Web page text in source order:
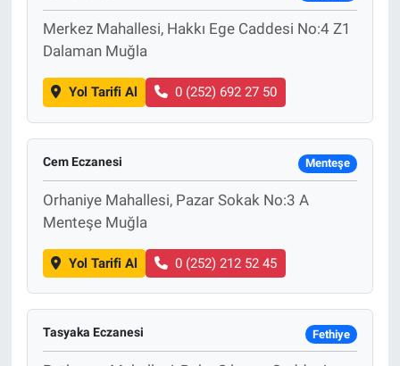
Merkez Mahallesi, Hakkı Ege Caddesi No:4 Z1
Dalaman Muğla
Yol Tarifi Al 0 (252) 692 27 50
Cem Eczanesi Menteşe
Orhaniye Mahallesi, Pazar Sokak No:3 A
Menteşe Muğla
Yol Tarifi Al 0 (252) 212 52 45
Tasyaka Eczanesi Fethiye